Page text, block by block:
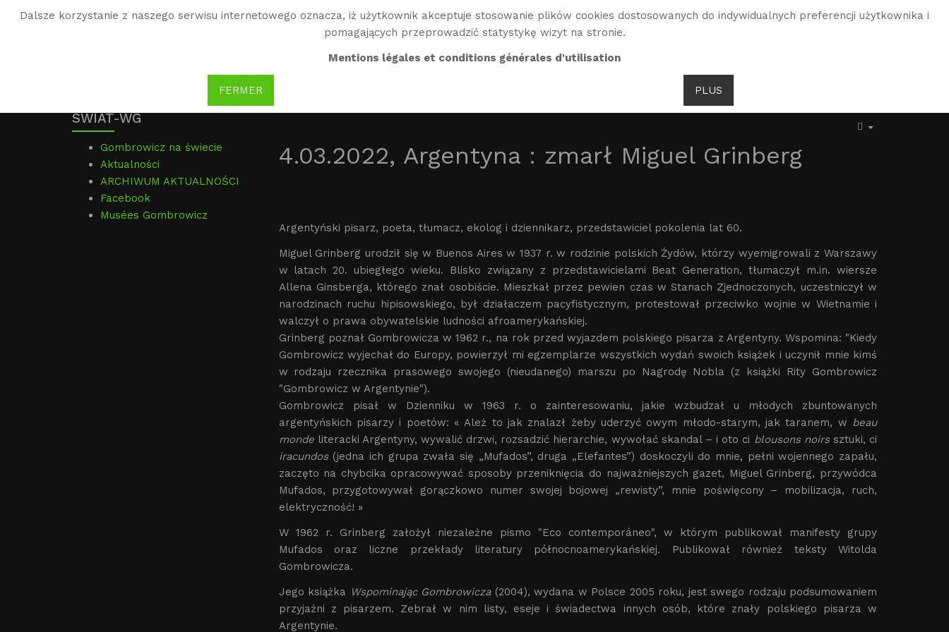
Dalsze korzystanie z naszego serwisu internetowego oznacza, iż użytkownik akceptuje stosowanie plików cookies dostosowanych do indywidualnych preferencji użytkownika i
pomagających przeprowadzić statystykę wizyt na stronie.
Mentions légales et conditions générales d'utilisation
FERMER PLUS
BIO
4.03.2022, Argentyna : zmarł Miguel Grinberg
Argentyński pisarz, poeta, tłumacz, ekolog i dziennikarz, przedstawiciel pokolenia lat 60.
Miguel Grinberg urodził się w Buenos Aires w 1937 r. w rodzinie polskich Żydów, którzy wyemigrowali z Warszawy
w latach 20. ubiegłego wieku. Blisko związany z przedstawicielami Beat Generation, tłumaczył m.in. wiersze
Allena Ginsberga, którego znał osobiście. Mieszkał przez pewien czas w Stanach Zjednoczonych, uczestniczył w
narodzinach ruchu hipisowskiego, był działaczem pacyfistycznym, protestował przeciwko wojnie w Wietnamie i
walczył o prawa obywatelskie ludności afroamerykańskiej.
Grinberg poznał Gombrowicza w 1962 r., na rok przed wyjazdem polskiego pisarza z Argentyny. Wspomina: "Kiedy
Gombrowicz wyjechał do Europy, powierzył mi egzemplarze wszystkich wydań swoich książek i uczynił mnie kimś
w rodzaju rzecznika prasowego swojego (nieudanego) marszu po Nagrodę Nobla (z książki Rity Gombrowicz
"Gombrowicz w Argentynie").
Gombrowicz pisał w Dzienniku w 1963 r. o zainteresowaniu, jakie wzbudzał u młodych zbuntowanych
argentyńskich pisarzy i poetów: « Ależ to jak znalazł żeby uderzyć owym młodo-starym, jak taranem, w beau
mondeliteracki Argentyny, wywalić drzwi, rozsadzić hierarchie, wywołać skandal – i oto ci blousons noirssztuki, ci
iracundos(jedna ich grupa zwała się „Mufados”, druga „Elefantes”) doskoczyli do mnie, pełni wojennego zapału,
zaczęto na chybcika opracowywać sposoby przeniknięcia do najważniejszych gazet, Miguel Grinberg, przywódca
Mufados, przygotowywał gorączkowo numer swojej bojowej „rewisty”, mnie poświęcony – mobilizacja, ruch,
elektryczność! »
W 1962 r. Grinberg założył niezależne pismo "Eco contemporáneo", w którym publikował manifesty grupy
Mufados oraz liczne przekłady literatury północnoamerykańskiej. Publikował również teksty Witolda
Gombrowicza.
Jego książka Wspominając Gombrowicza (2004), wydana w Polsce 2005 roku, jest swego rodzaju podsumowaniem
przyjaźni z pisarzem. Zebrał w nim listy, eseje i świadectwa innych osób, które znały polskiego pisarza w
Argentynie.
SWIAT-WG
Gombrowicz na świecie
Aktualności
ARCHIWUM AKTUALNOŚCI
Facebook
Musées Gombrowicz